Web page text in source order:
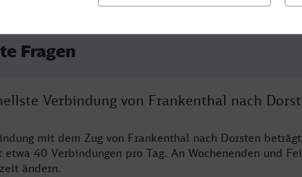
Fragen
Verbindung von Frankenthal nach
mit dem Zug von Frankenthal nach Dorsten
40 Verbindungen pro Tag. An Wochenenden und
ändern.